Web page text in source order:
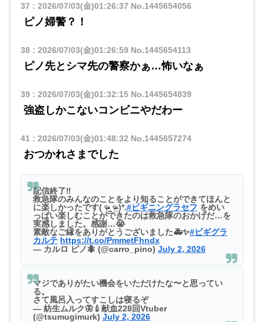
37 : 2026/07/03(金)01:26:37 No.1445654056
ピノ婦警？！
38: 2026/07/03(金)01:26:59No.1445654113
ピノ先とシマ先の警察かぁ…怖いなぁ
39: 2026/07/03(金)01:32:15No.1445654839
強盗しかこないコンビニやだわー
41 : 2026/07/03(金)01:48:32 No.1445657274
おつかれさまでした
配信終了‼️
救急隊のみんなのことをより知ることができてほんと
に楽しかったです( ᵒ̴̶̷̤‧̫ ᵒ̴̶̷̤ )*.#ビギニングラセフ をめい
っぱい楽しむことができたのは救急隊のおかげだ…を
実感しました。感謝…😭
素敵なご縁をありがとうございました🚑✨#ビギグラ
カルテ https://t.co/PmmetFhndx
— カルロ ピノ🐜 (@carro_pino) July 2, 2026
マジでありがたい機会をいただけたな〜と思ってい
る。
さて風呂入ってすこしは寝るぞ
— 紡生ムルク🦋💉献血228回Vtuber
(@tsumugimurk) July 2, 2026